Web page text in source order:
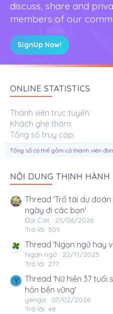
discuss, share and
members of our
SignUp Now!
ONLINE STATISTICS
Thành viên trực tuyến
Khách ghé thăm
Tổng số truy cập
Tổng số có thể gồm cả thành viên
NỘI DUNG THỊNH HÀNH
Thread 'Trổ tài dự
ngày đi các bạn'
Đại Cát
25/06/2026
Trả lời: 305
Thread 'Ngạn ngữ hay
Ngạn ngữ
22/11/2025
Trả lời: 277
Y
Thread 'Nữ hiền 37 tuổi
hôn bền vững'
yenga
07/02/2026
Trả lời: 48